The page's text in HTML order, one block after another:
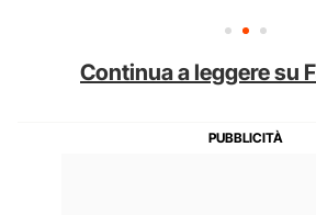
Continua a leggere su